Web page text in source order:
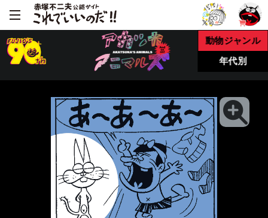
動物ジャンル
年代別